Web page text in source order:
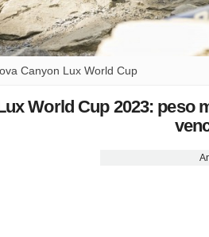
Canyon Lux World Cup
World Cup 2023: peso